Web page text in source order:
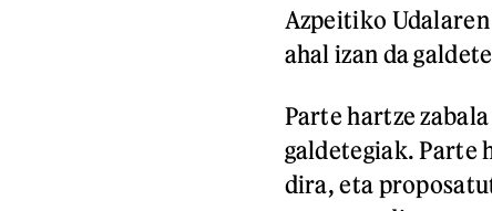
Azpeitiko Udalaren
ahal izan da
Parte hartze
galdetegiak. Parte
dira, eta